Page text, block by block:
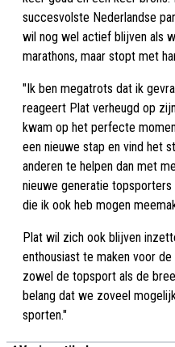
succesvolste Nederlandse
wil nog wel actief blijven als
marathons, maar stopt met
"Ik ben megatrots dat ik
reageert Plat verheugd op
kwam op het perfecte
een nieuwe stap en vind het
anderen te helpen dan met
nieuwe generatie
die ik ook heb mogen
Plat wil zich ook blijven
enthousiast te maken voor
zowel de topsport als de
belang dat we zoveel
sporten."